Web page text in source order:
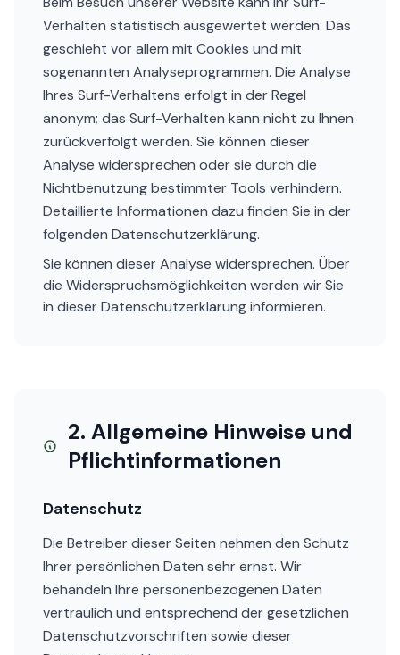
Verhalten statistisch ausgewertet werden. Das
geschieht vor allem mit Cookies und mit
sogenannten Analyseprogrammen. Die Analyse
Ihres Surf-Verhaltens erfolgt in der Regel
anonym; das Surf-Verhalten kann nicht zu Ihnen
zurückverfolgt werden. Sie können dieser
Analyse widersprechen oder sie durch die
Nichtbenutzung bestimmter Tools verhindern.
Detaillierte Informationen dazu finden Sie in der
folgenden Datenschutzerklärung.
Sie können dieser Analyse widersprechen. Über
die Widerspruchsmöglichkeiten werden wir Sie
in dieser Datenschutzerklärung informieren.
2. Allgemeine Hinweise und
Pflichtinformationen
Datenschutz
Die Betreiber dieser Seiten nehmen den Schutz
Ihrer persönlichen Daten sehr ernst. Wir
behandeln Ihre personenbezogenen Daten
vertraulich und entsprechend der gesetzlichen
Datenschutzvorschriften sowie dieser